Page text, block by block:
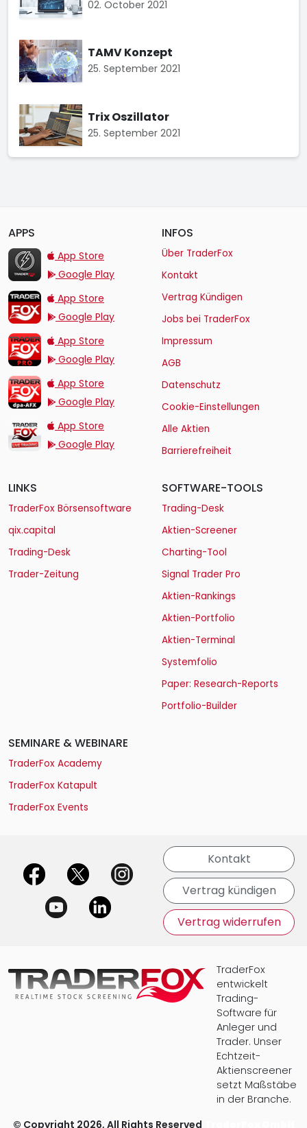
02. October 2021
TAMV Konzept
25. September 2021
Trix Oszillator
25. September 2021
APPS
TraderFox Flash
App Store
Google Play
TraderFox App
App Store
Google Play
TraderFox Pro
App Store
Google Play
TraderFox dpa-AFX ProFeed
App Store
Google Play
TraderFox Live Trading
App Store
Google Play
INFOS
Über TraderFox
Kontakt
Vertrag Kündigen
Jobs bei TraderFox
Impressum
AGB
Datenschutz
Cookie-Einstellungen
Alle Aktien
Barrierefreiheit
LINKS
TraderFox Börsensoftware
qix.capital
Trading-Desk
Trader-Zeitung
SOFTWARE-TOOLS
Trading-Desk
Aktien-Screener
Charting-Tool
Signal Trader Pro
Aktien-Rankings
Aktien-Portfolio
Aktien-Terminal
Systemfolio
Paper: Research-Reports
Portfolio-Builder
SEMINARE & WEBINARE
TraderFox Academy
TraderFox Katapult
TraderFox Events
offizielle Social Media-Accounts
Kontakt
Vertrag kündigen
Vertrag widerrufen
TraderFox
entwickelt
Trading-
Software für
Anleger und
Trader. Unser
Echtzeit-
Aktienscreener
setzt Maßstäbe
in der Branche.
© Copyright 2026, All Rights Reserved